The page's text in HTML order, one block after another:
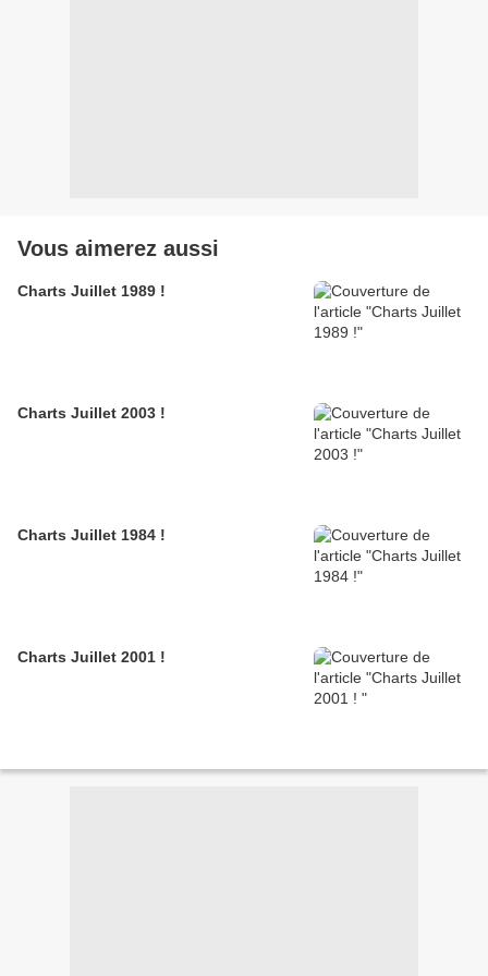
Vous aimerez aussi
Charts Juillet 1989 !
Charts Juillet 2003 !
Charts Juillet 1984 !
Charts Juillet 2001 !